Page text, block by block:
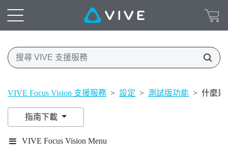
VIVE Focus Vision 支援服務 > 設定 > 測試版功能 > 什麼是
指南下載
VIVE Focus Vision Menu